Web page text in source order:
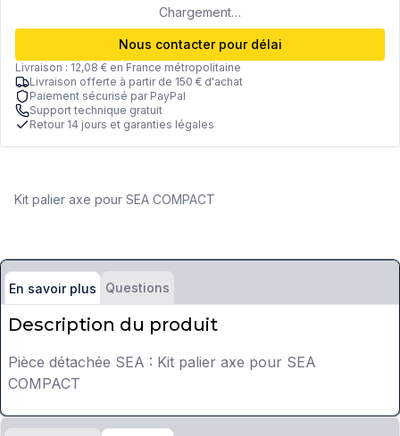
Chargement…
Nous contacter pour délai
Livraison : 12,08 € en France métropolitaine
Livraison offerte à partir de 150 € d'achat
Paiement sécurisé par PayPal
Support technique gratuit
Retour 14 jours et garanties légales
Kit palier axe pour SEA COMPACT
En savoir plus Questions
Description du produit
Pièce détachée SEA : Kit palier axe pour SEA
COMPACT